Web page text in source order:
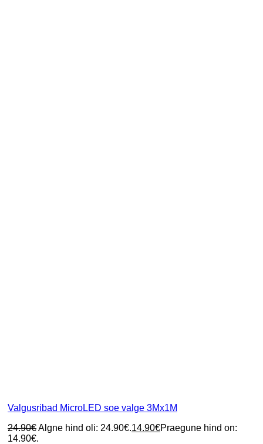
Valgusribad MicroLED soe valge 3Mx1M
24.90€Algne hind oli: 24.90€.14.90€Praegune hind on:
14.90€.